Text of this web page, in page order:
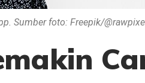
Sumber foto: Freepik/